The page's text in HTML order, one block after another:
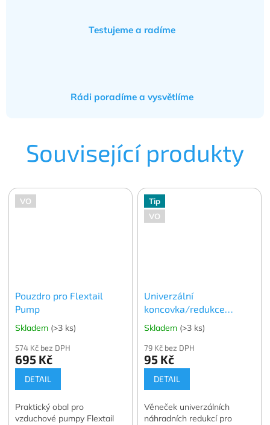
Testujeme a radíme
Rádi poradíme a vysvětlíme
Související produkty
VO
Pouzdro pro Flextail
Pump
Skladem (>3 ks)
574 Kč bez DPH
695 Kč
DETAIL
Praktický obal pro
vzduchové pumpy Flextail
Tip
VO
Univerzální
koncovka/redukce
Scoprega pro pumpy a
foukadla - s příčkou
Skladem (>3 ks)
79 Kč bez DPH
95 Kč
DETAIL
Věneček univerzálních
náhradních redukcí pro